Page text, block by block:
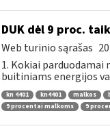
DUK dėl 9 proc.
Web turinio sąrašas
1. Kokiai parduodamai
buitiniams energijos
kn 4401 kn4401 malkos
9 procentai malkoms
9